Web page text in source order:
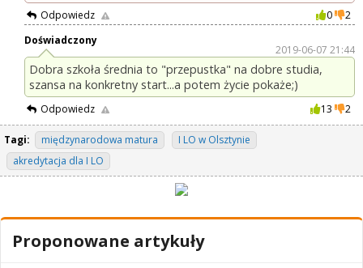
Odpowiedz
0
2
Doświadczony
2019-06-07 21:44
Dobra szkoła średnia to "przepustka" na dobre studia,
szansa na konkretny start...a potem życie pokaże;)
Odpowiedz 13 2
Tagi: międzynarodowa matura
I LO w Olsztynie
akredytacja dla I LO
Proponowane artykuły